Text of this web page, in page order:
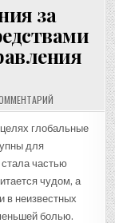
за
К
ЗАПИСИ
СИСТЕМЫ
СРЕДСТВАМИ
УПРАВЛЕНИЯ
АВТОПАРКОМ
глобальные
для
стала частью
чудом, а
в неизвестных
болью.